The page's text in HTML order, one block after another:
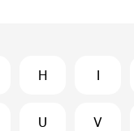
H I
U V